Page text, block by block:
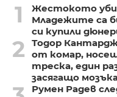
1
Жестокото
Младежите са
си купили
2
Тодор
от комар,
треска, един
засягащо
Румен Радев